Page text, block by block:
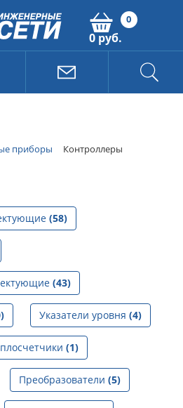
0
0 руб.
приборы
Контроллеры
(58)
(43)
Указатели уровня (4)
(1)
Преобразователи (5)